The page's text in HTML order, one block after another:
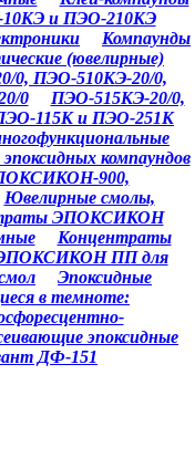
и ПЭО-210КЭ
Компаунды
(ювелирные)
0, ПЭО-510КЭ-20/0,
0
ПЭО-515КЭ-20/0,
115К и ПЭО-251К
компаундов
900,
Ювелирные смолы,
ЭПОКСИКОН
Концентраты
ЭПОКСИКОН ПП для
Эпоксидные
в темноте:
эпоксидные
ДФ-151